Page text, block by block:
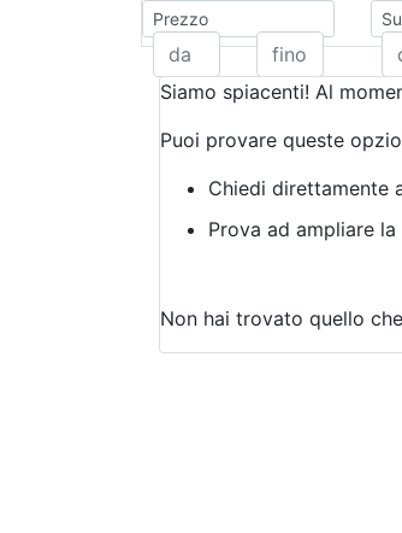
Prezzo
Siamo spiacenti! Al
Puoi provare queste
Chiedi direttamente
Prova ad ampliare
Non hai trovato quello